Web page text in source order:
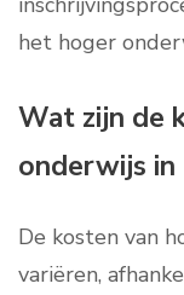
het hoger
Wat zijn de
onderwijs in
De kosten van
variëren,